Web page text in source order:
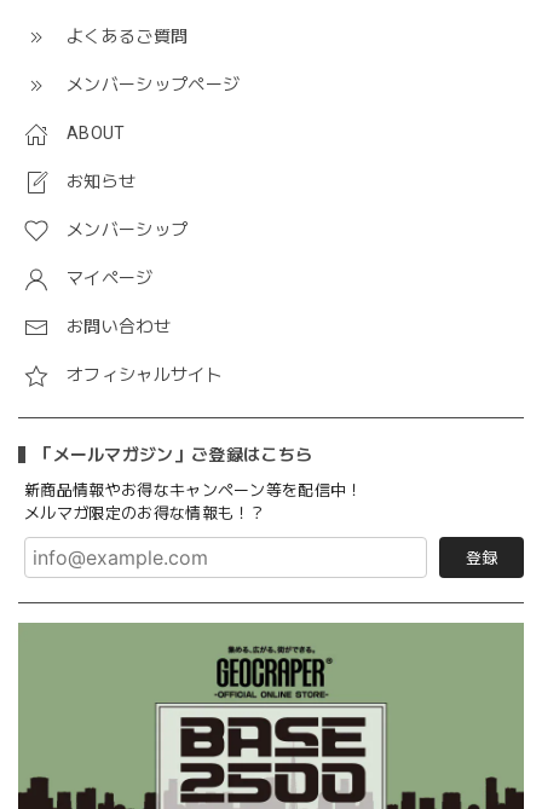
よくあるご質問
メンバーシップページ
ABOUT
お知らせ
メンバーシップ
マイページ
お問い合わせ
オフィシャルサイト
「メールマガジン」ご登録はこちら
新商品情報やお得なキャンペーン等を配信中！
メルマガ限定のお得な情報も！？
登録